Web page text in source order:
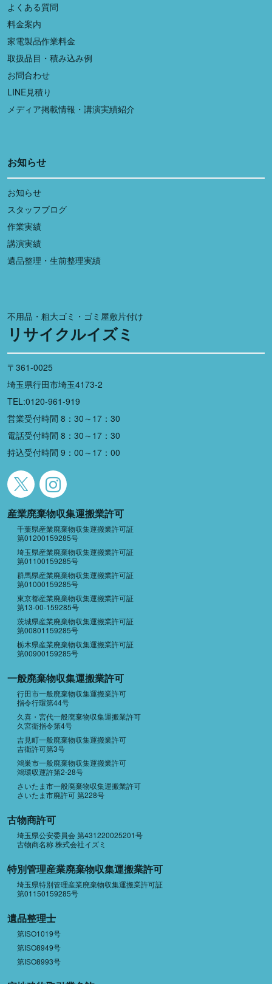
よくある質問
料金案内
家電製品作業料金
取扱品目・積み込み例
お問合わせ
LINE見積り
メディア掲載情報・講演実績紹介
お知らせ
お知らせ
スタッフブログ
作業実績
講演実績
遺品整理・生前整理実績
不用品・粗大ゴミ・ゴミ屋敷片付け
リサイクルイズミ
〒361-0025
埼玉県行田市埼玉4173-2
TEL:0120-961-919
営業受付時間 8：30～17：30
電話受付時間 8：30～17：30
持込受付時間 9：00～17：00
産業廃棄物収集運搬業許可
千葉県産業廃棄物収集運搬業許可証
第01200159285号
埼玉県産業廃棄物収集運搬業許可証
第01100159285号
群馬県産業廃棄物収集運搬業許可証
第01000159285号
東京都産業廃棄物収集運搬業許可証
第13-00-159285号
茨城県産業廃棄物収集運搬業許可証
第00801159285号
栃木県産業廃棄物収集運搬業許可証
第00900159285号
一般廃棄物収集運搬業許可
行田市一般廃棄物収集運搬業許可
指令行環第44号
久喜・宮代一般廃棄物収集運搬業許可
久宮衛指令第4号
吉見町一般廃棄物収集運搬業許可
吉衛許可第3号
鴻巣市一般廃棄物収集運搬業許可
鴻環収運許第2-28号
さいたま市一般廃棄物収集運搬業許可
さいたま市廃許可 第228号
古物商許可
埼玉県公安委員会 第431220025201号
古物商名称 株式会社イズミ
特別管理産業廃棄物収集運搬業許可
埼玉県特別管理産業廃棄物収集運搬業許可証
第01150159285号
遺品整理士
第ISO1019号
第ISO8949号
第ISO8993号